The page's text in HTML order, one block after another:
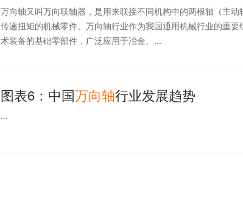
万向轴又叫万向联轴器，是用来联接不同机构中的两根轴（主
传递扭矩的机械零件。万向轴行业作为我国通用机械行业的重
术装备的基础零部件，广泛应用于冶金、...
图表6：中国万向轴行业发展趋势
...